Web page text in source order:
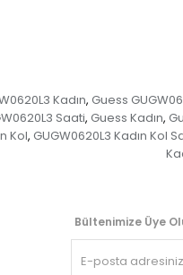
Kadın, Guess
Saati, Guess Kadın,
Kol, GUGW0620L3 Kadın Kol
Bültenimize Üye